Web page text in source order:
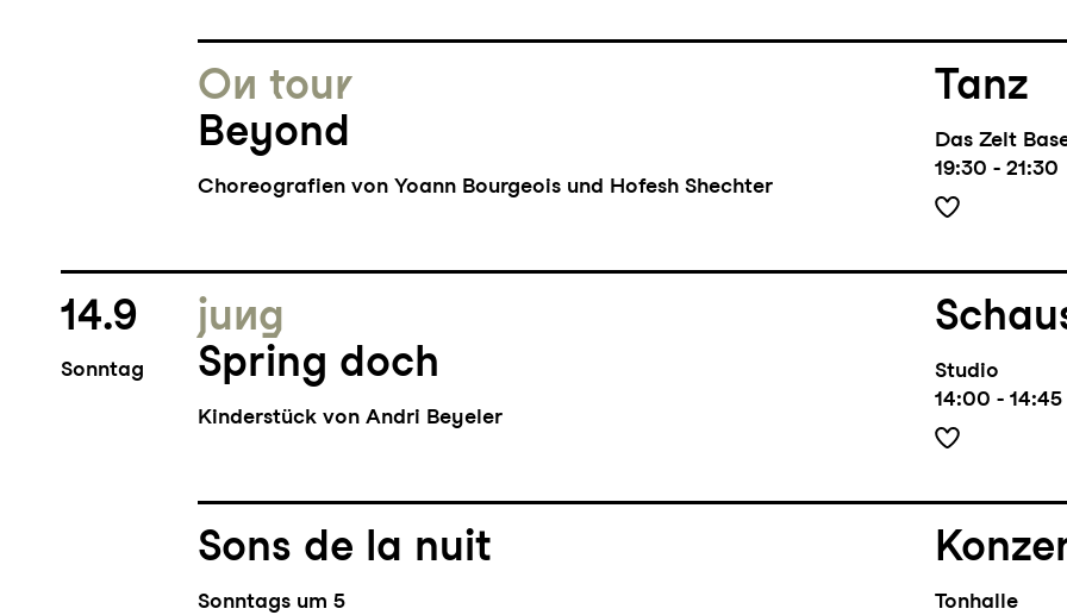
On tour
Beyond
Choreografien von Yoann Bourgeois und Hofesh Shechter
Tanz
Das Zelt
19:30 - 21:30
14.9
Sonntag
jung
Spring doch
Kinderstück von Andri Beyeler
Studio
14:00 - 14:45
Sons de la nuit
Sonntags um 5
Tonhalle